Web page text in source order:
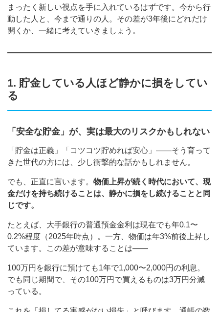
まったく新しい視点を手に入れているはずです。今から行
動した人と、今まで通りの人。その差が3年後にどれだけ
開くか、一緒に考えていきましょう。
1. 貯金している人ほど静かに損をしてい
る
「安全な貯金」が、実は最大のリスクかもしれない
「貯金は正義」「コツコツ貯めれば安心」——そう育って
きた世代の方には、少し衝撃的な話かもしれません。
でも、正直に言います。 物価上昇が続く時代において、現
金だけを持ち続けることは、静かに損をし続けることと同
じです。
たとえば、大手銀行の普通預金金利は現在でも年0.1〜
0.2%程度（2025年時点）。一方、物価は年3%前後上昇し
ています。この差が意味することは——
100万円を銀行に預けても1年で1,000〜2,000円の利息。
でも同じ期間で、その100万円で買えるものは3万円分減
っている。